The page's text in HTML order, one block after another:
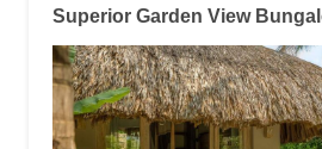
Superior Garden View